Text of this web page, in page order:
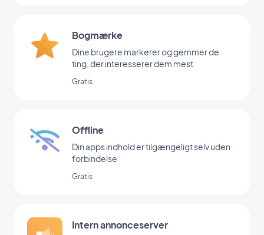
Bogmærke
Dine brugere markerer og gemmer de
ting, der interesserer dem mest
Gratis
Offline
Din apps indhold er tilgængeligt selv uden
forbindelse
Gratis
Intern annonceserver